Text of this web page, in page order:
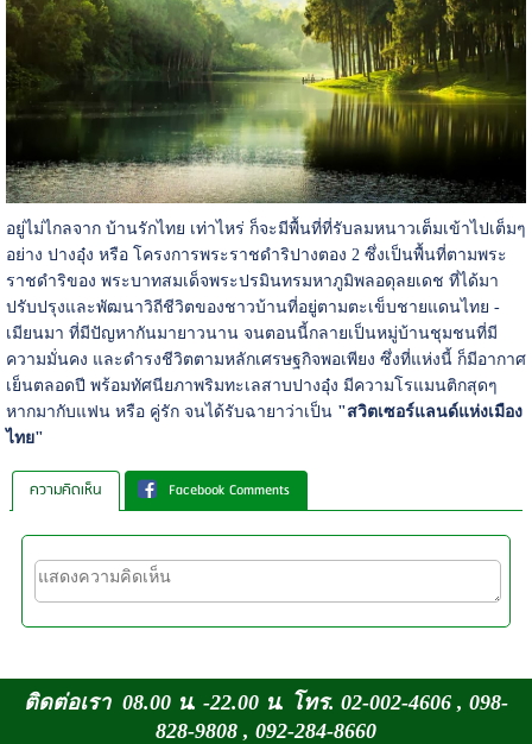
อยู่ไม่ไกลจาก บ้านรักไทย เท่าไหร่ ก็จะมีพื้นที่ที่รับลมหนาวเต็มเข้าไปเต็มๆ
อย่าง ปางอุ๋ง หรือ โครงการพระราชดำริปางตอง 2 ซึ่งเป็นพื้นที่ตามพระ
ราชดำริของ พระบาทสมเด็จพระปรมินทรมหาภูมิพลอดุลยเดช ที่ได้มา
ปรับปรุงและพัฒนาวิถีชีวิตของชาวบ้านที่อยู่ตามตะเข็บชายแดนไทย -
เมียนมา ที่มีปัญหากันมายาวนาน จนตอนนี้กลายเป็นหมู่บ้านชุมชนที่มี
ความมั่นคง และดำรงชีวิตตามหลักเศรษฐกิจพอเพียง ซึ่งที่แห่งนี้ ก็มีอากาศ
เย็นตลอดปี พร้อมทัศนียภาพริมทะเลสาบปางอุ๋ง มีความโรแมนติกสุดๆ
หากมากับแฟน หรือ คู่รัก จนได้รับฉายาว่าเป็น "สวิตเซอร์แลนด์แห่งเมือง
ไทย"
ความคิดเห็น Facebook Comments
ติดต่อเรา 08.00 น. -22.00 น. โทร. 02-002-4606 , 098-
828-9808 , 092-284-8660